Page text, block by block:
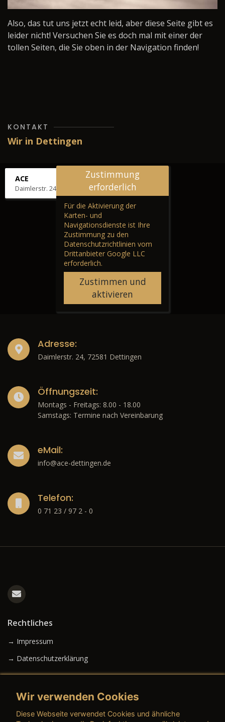
Also, das tut uns jetzt echt leid, aber diese Seite gibt es
leider nicht! Versuchen Sie es doch mal mit einer der
tollen Seiten, die Sie oben in der Navigation finden!
KONTAKT
Wir in Dettingen
ACE
Daimlerstr. 24, 72581 Dettingen
Zustimmung
erforderlich
Für die Aktivierung der
Karten- und
Navigationsdienste ist Ihre
Zustimmung zu den
Datenschutzrichtlinien vom
Drittanbieter Google LLC
erforderlich.
Zustimmen und
aktivieren
Adresse:
Daimlerstr. 24, 72581 Dettingen
Öffnungszeit:
Montags - Freitags: 8.00 - 18.00
Samstags: Termine nach Vereinbarung
eMail:
info@ace-dettingen.de
Telefon:
0 71 23 / 97 2 - 0
Rechtliches
→ Impressum
→ Datenschutzerklärung
Wir verwenden Cookies
Diese Webseite verwendet Cookies und ähnliche